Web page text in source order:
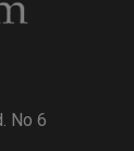
No 6